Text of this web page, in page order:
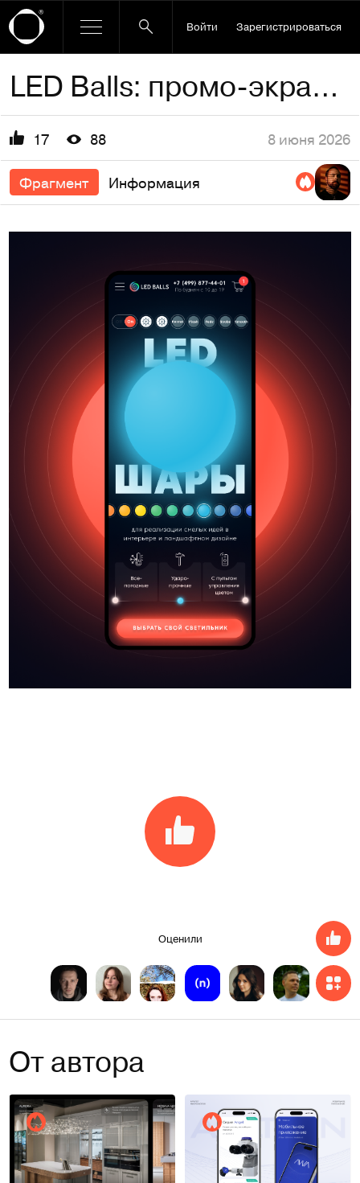
Войти Зарегистрироваться
LED Balls: промо-экран световой витрины
17 88 8 июня 2026
Фрагмент Информация
Оценили
От автора